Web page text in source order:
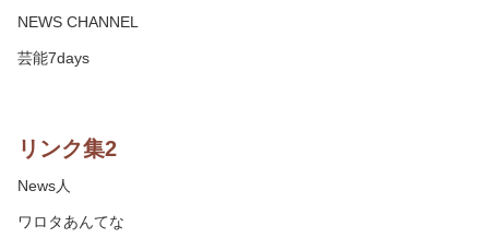
NEWS CHANNEL
芸能7days
リンク集2
News人
ワロタあんてな